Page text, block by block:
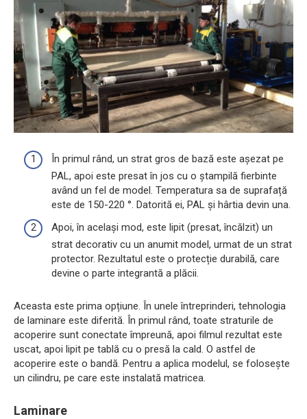
În primul rând, un strat gros de bază este așezat pe
PAL, apoi este presat în jos cu o ștampilă fierbinte
având un fel de model. Temperatura sa de suprafață
este de 150-220 °. Datorită ei, PAL și hârtia devin una.
Apoi, în același mod, este lipit (presat, încălzit) un
strat decorativ cu un anumit model, urmat de un strat
protector. Rezultatul este o protecție durabilă, care
devine o parte integrantă a plăcii.
Aceasta este prima opțiune. În unele întreprinderi, tehnologia
de laminare este diferită. În primul rând, toate straturile de
acoperire sunt conectate împreună, apoi filmul rezultat este
uscat, apoi lipit pe tablă cu o presă la cald. O astfel de
acoperire este o bandă. Pentru a aplica modelul, se folosește
un cilindru, pe care este instalată matricea.
Laminare